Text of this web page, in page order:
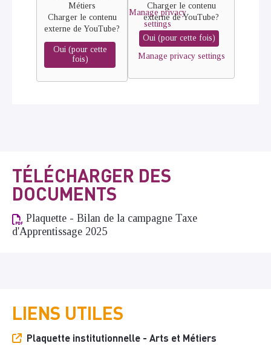
Métiers
Charger le contenu
externe de YouTube?
Oui (pour cette
fois)
Manage privacy
settings
Charger le contenu
externe deYouTube?
Oui (pour cette fois)
Manage privacy settings
TÉLÉCHARGER DES
DOCUMENTS
Plaquette - Bilan de la campagne Taxe
d'Apprentissage 2025
LIENS UTILES
Plaquette institutionnelle - Arts et Métiers